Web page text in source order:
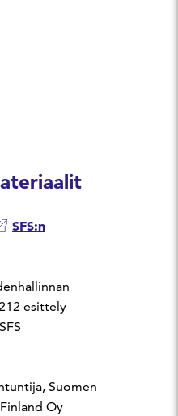
SFS:n
esittely
Suomen
Oy